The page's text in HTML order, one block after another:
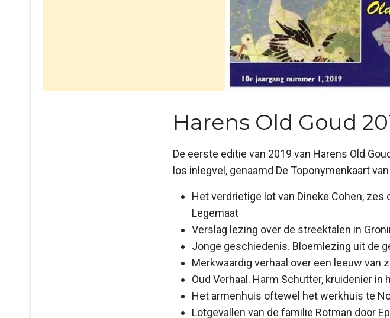
Harens Old Goud
De eerste editie van 2019 van Harens Old
los inlegvel, genaamd De Toponymenkaart
Het verdrietige lot van Dineke Cohen,
Legemaat
Verslag lezing over de streektalen in
Jonge geschiedenis. Bloemlezing uit de
Merkwaardig verhaal over een leeuw van
Oud Verhaal. Harm Schutter, kruidenier in
Het armenhuis oftewel het werkhuis te
Lotgevallen van de familie Rotman door